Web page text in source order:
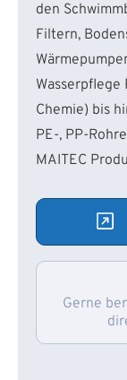
den
Filtern,
Chemie) bis
PE-, PP-
MAITEC
Gerne